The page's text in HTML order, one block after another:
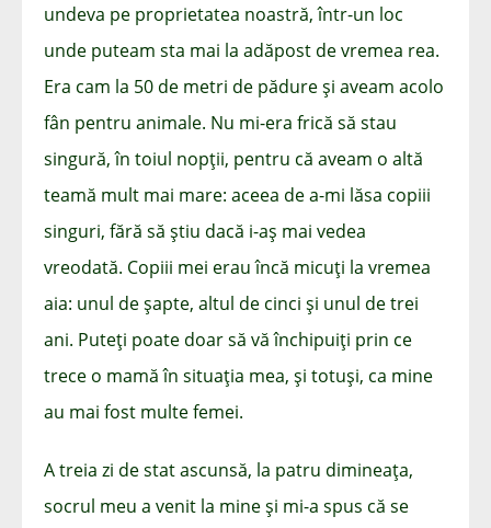
undeva pe proprietatea noastră, într-un loc
unde puteam sta mai la adăpost de vremea rea.
Era cam la 50 de metri de pădure și aveam acolo
fân pentru animale. Nu mi-era frică să stau
singură, în toiul nopții, pentru că aveam o altă
teamă mult mai mare: aceea de a-mi lăsa copiii
singuri, fără să știu dacă i-aș mai vedea
vreodată. Copiii mei erau încă micuți la vremea
aia: unul de șapte, altul de cinci și unul de trei
ani. Puteți poate doar să vă închipuiți prin ce
trece o mamă în situația mea, și totuși, ca mine
au mai fost multe femei.
A treia zi de stat ascunsă, la patru dimineața,
socrul meu a venit la mine și mi-a spus că se